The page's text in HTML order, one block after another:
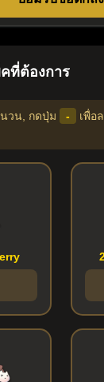
ที่ต้องการ
นวน, กดปุ่ม -
เพื่อ